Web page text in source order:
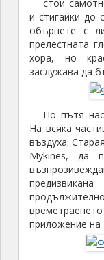
стои
и стигайки до
обърнете с
прелестната
хора, но
заслужава да
По пътя
На всяка
въздуха.
Mykines, да
приложение на